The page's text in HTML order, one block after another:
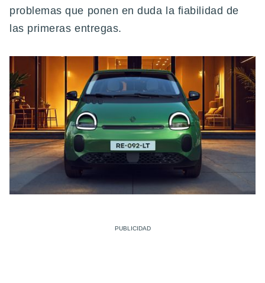
problemas que ponen en duda la fiabilidad de
las primeras entregas.